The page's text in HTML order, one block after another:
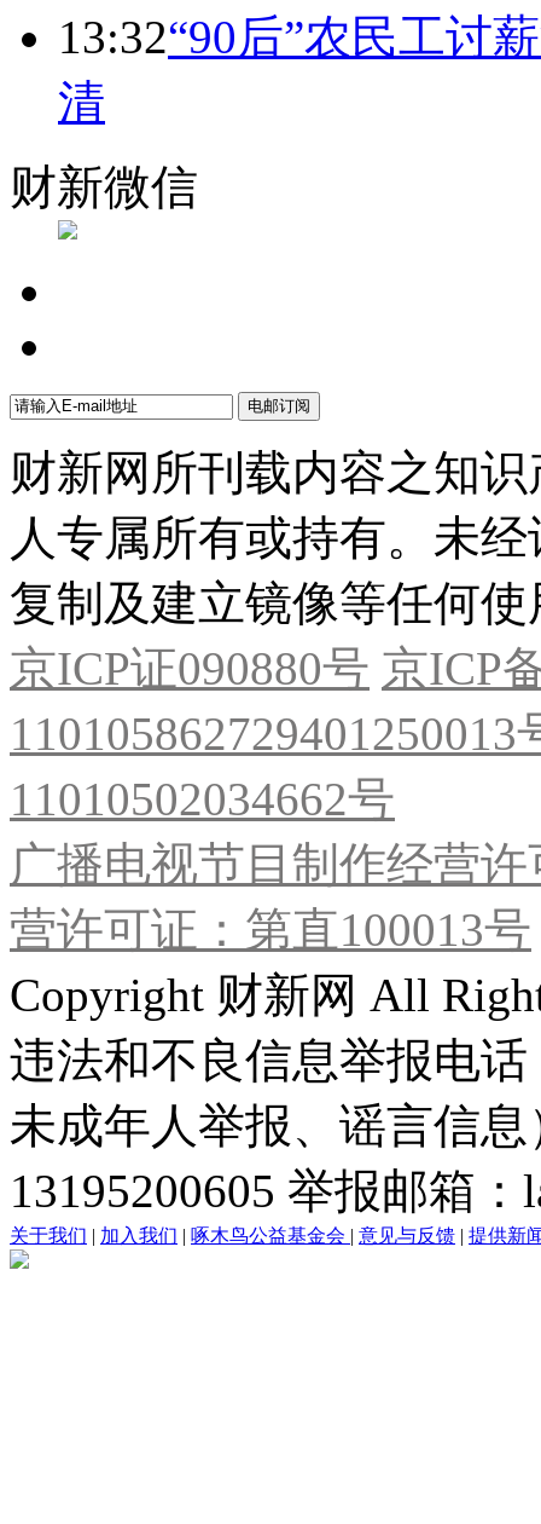
13:32“90后”农民工讨
清
财新微信
财新网所刊载内容之知
人专属所有或持有。未
复制及建立镜像等任何使
京ICP证090880号 京ICP
11010502034662号
广播电视节目制作经营
营许可证：第直100013号
Copyright 财新网 All
违法和不良信息举报电
未成年人举报、谣言信
13195200605 举报邮箱
关于我们 | 加入我们 | 啄木鸟公益基金会 | 意见与反馈 | 提供新